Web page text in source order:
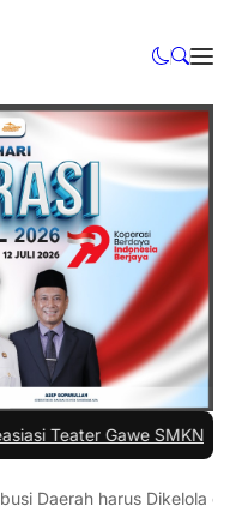
Gawe SMKN 3
Daerah harus Dikelola